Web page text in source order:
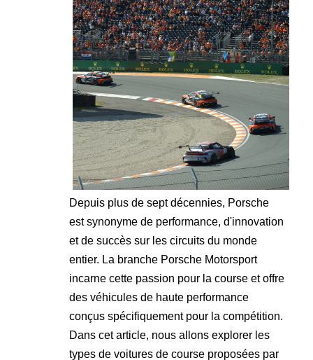
Depuis plus de sept décennies, Porsche
est synonyme de performance, d'innovation
et de succès sur les circuits du monde
entier. La branche Porsche Motorsport
incarne cette passion pour la course et offre
des véhicules de haute performance
conçus spécifiquement pour la compétition.
Dans cet article, nous allons explorer les
types de voitures de course proposées par